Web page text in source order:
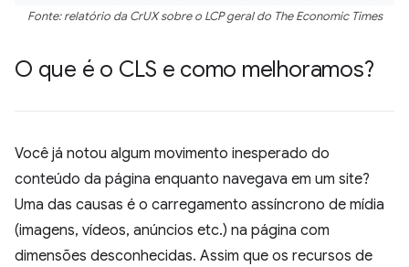
Fonte: relatório da CrUX sobre o LCP geral do The Economic Times
O que é o CLS e como melhoramos?
Você já notou algum movimento inesperado do
conteúdo da página enquanto navegava em um site?
Uma das causas é o carregamento assíncrono de mídia
(imagens, vídeos, anúncios etc.) na página com
dimensões desconhecidas. Assim que os recursos de